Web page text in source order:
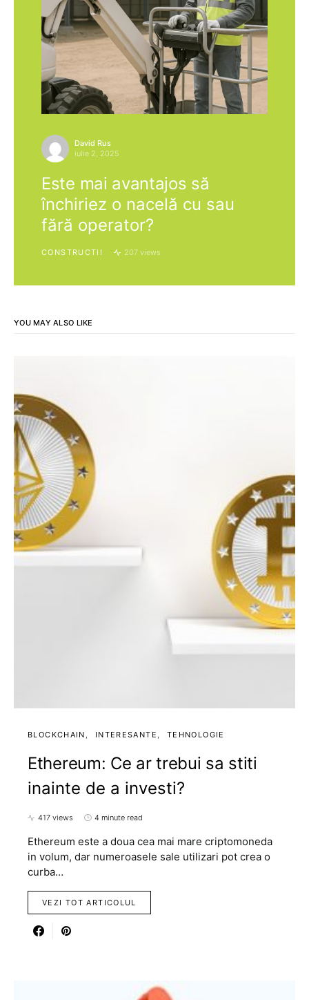
David Rus
iulie 2, 2025
Este mai avantajos să
închiriez o nacelă cu sau
fără operator?
CONSTRUCTII 207 views
YOU MAY ALSO LIKE
BLOCKCHAIN INTERESANTE TEHNOLOGIE
Ethereum: Ce ar trebui sa stiti
inainte de a investi?
417 views 4 minute read
Ethereum este a doua cea mai mare criptomoneda
in volum, dar numeroasele sale utilizari pot crea o
curba…
VEZI TOT ARTICOLUL